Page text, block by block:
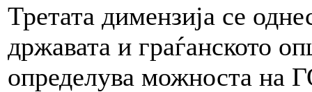
Третата димензија се
државата и граѓанското
определува можноста на